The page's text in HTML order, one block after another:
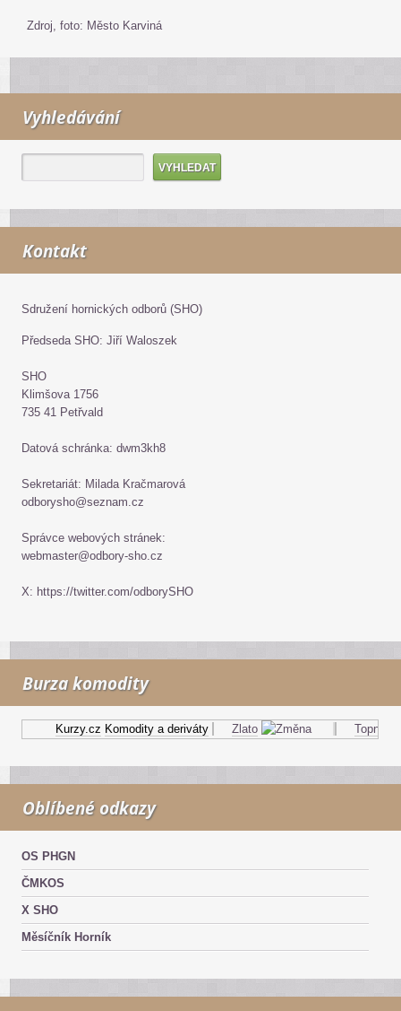
Zdroj, foto: Město Karviná
Vyhledávání
Kontakt
Sdružení hornických odborů (SHO)
Předseda SHO: Jiří Waloszek
SHO
Klimšova 1756
735 41 Petřvald
Datová schránka: dwm3kh8
Sekretariát: Milada Kračmarová
odborysho@seznam.cz
Správce webových stránek:
webmaster@odbory-sho.cz
X: https://twitter.com/odborySHO
Burza komodity
Kurzy.cz Komodity a deriváty Zlato Topný olej
Oblíbené odkazy
OS PHGN
ČMKOS
X SHO
Měsíčník Horník